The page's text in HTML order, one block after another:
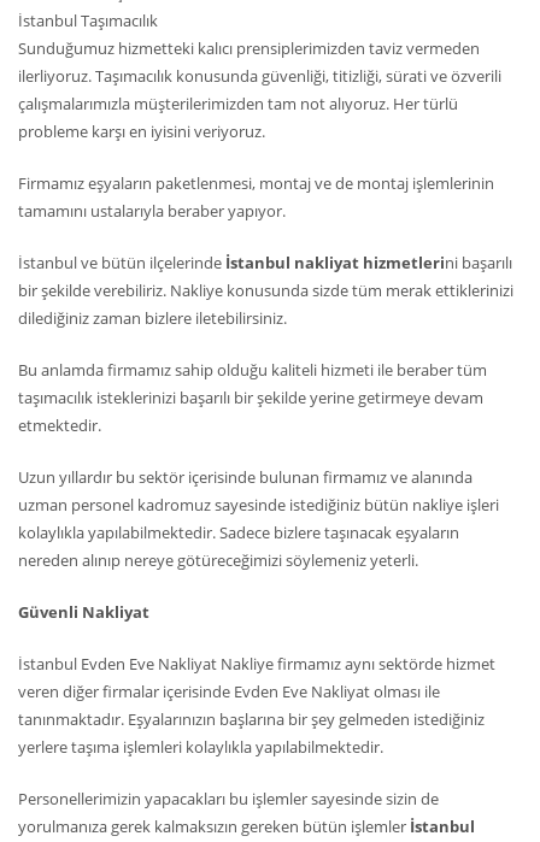
İstanbul Taşımacılık
Sunduğumuz hizmetteki kalıcı prensiplerimizden taviz vermeden
ilerliyoruz. Taşımacılık konusunda güvenliği, titizliği, sürati ve özverili
çalışmalarımızla müşterilerimizden tam not alıyoruz. Her türlü
probleme karşı en iyisini veriyoruz.
Firmamız eşyaların paketlenmesi, montaj ve de montaj işlemlerinin
tamamını ustalarıyla beraber yapıyor.
İstanbul ve bütün ilçelerinde İstanbul nakliyat hizmetlerini başarılı
bir şekilde verebiliriz. Nakliye konusunda sizde tüm merak ettiklerinizi
dilediğiniz zaman bizlere iletebilirsiniz.
Bu anlamda firmamız sahip olduğu kaliteli hizmeti ile beraber tüm
taşımacılık isteklerinizi başarılı bir şekilde yerine getirmeye devam
etmektedir.
Uzun yıllardır bu sektör içerisinde bulunan firmamız ve alanında
uzman personel kadromuz sayesinde istediğiniz bütün nakliye işleri
kolaylıkla yapılabilmektedir. Sadece bizlere taşınacak eşyaların
nereden alınıp nereye götüreceğimizi söylemeniz yeterli.
Güvenli Nakliyat
İstanbul Evden Eve Nakliyat Nakliye firmamız aynı sektörde hizmet
veren diğer firmalar içerisinde Evden Eve Nakliyat olması ile
tanınmaktadır. Eşyalarınızın başlarına bir şey gelmeden istediğiniz
yerlere taşıma işlemleri kolaylıkla yapılabilmektedir.
Personellerimizin yapacakları bu işlemler sayesinde sizin de
yorulmanıza gerek kalmaksızın gereken bütün işlemler İstanbul